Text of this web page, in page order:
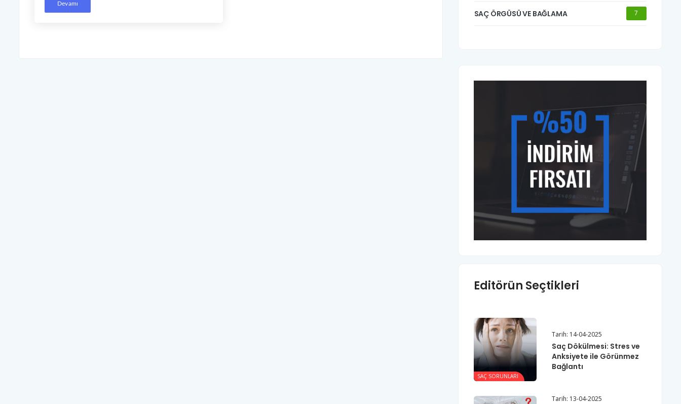
Devamı
SAÇ ÖRGÜSÜ VE BAĞLAMA 7
Editörün Seçtikleri
SAÇ SORUNLARI
Tarih: 14-04-2025
Saç Dökülmesi: Stres ve
Anksiyete ile Görünmez
Bağlantı
Tarih: 13-04-2025